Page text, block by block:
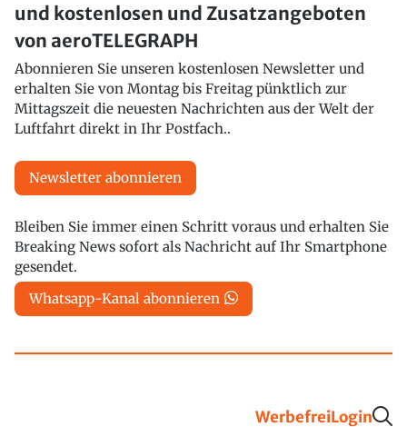
und kostenlosen und Zusatzangeboten
von aeroTELEGRAPH
Abonnieren Sie unseren kostenlosen Newsletter und
erhalten Sie von Montag bis Freitag pünktlich zur
Mittagszeit die neuesten Nachrichten aus der Welt der
Luftfahrt direkt in Ihr Postfach..
Newsletter abonnieren
Bleiben Sie immer einen Schritt voraus und erhalten Sie
Breaking News sofort als Nachricht auf Ihr Smartphone
gesendet.
Whatsapp-Kanal abonnieren
WerbefreiLogin